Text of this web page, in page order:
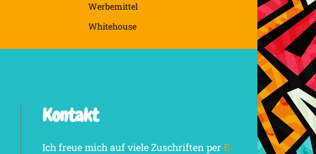
Werbemittel
Whitehouse
Kontakt
Ich freue mich auf viele Zuschriften perE-